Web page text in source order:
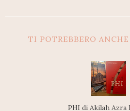
TI POTREBBERO
PHI di Akilah Azra